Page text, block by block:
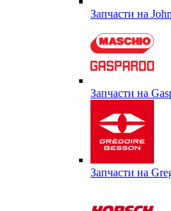
Запчасти на
Запчасти на
Запчасти на